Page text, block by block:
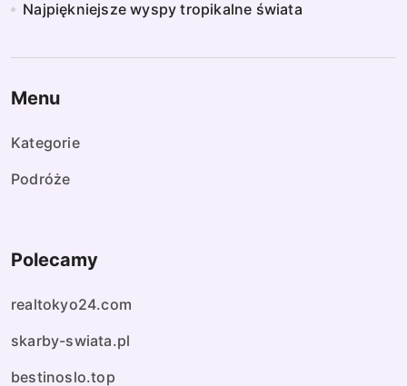
Najpiękniejsze wyspy tropikalne świata
Menu
Kategorie
Podróże
Polecamy
realtokyo24.com
skarby-swiata.pl
bestinoslo.top